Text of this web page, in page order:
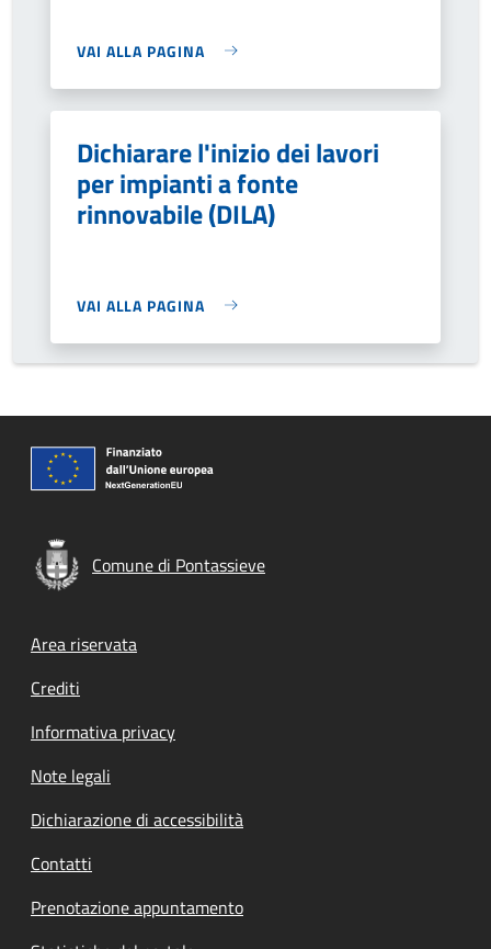
VAI ALLA PAGINA
Dichiarare l'inizio dei lavori
per impianti a fonte
rinnovabile (DILA)
VAI ALLA PAGINA
Comune di Pontassieve
Footer menu
Area riservata
Crediti
Informativa privacy
Note legali
Dichiarazione di accessibilità
Contatti
Prenotazione appuntamento